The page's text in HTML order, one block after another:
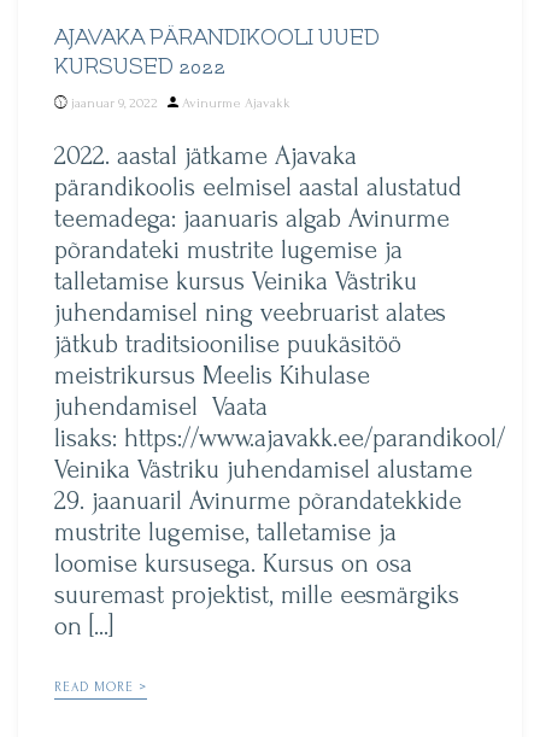
AJAVAKA PÄRANDIKOOLI UUED
KURSUSED 2022
jaanuar 9, 2022
Posted
Avinurme Ajavakk
2022. aastal jätkame Ajavaka
pärandikoolis eelmisel aastal alustatud
teemadega: jaanuaris algab Avinurme
põrandateki mustrite lugemise ja
talletamise kursus Veinika Västriku
juhendamisel ning veebruarist alates
jätkub traditsioonilise puukäsitöö
meistrikursus Meelis Kihulase
juhendamisel Vaata
lisaks: https://www.ajavakk.ee/parandikool/
Veinika Västriku juhendamisel alustame
29. jaanuaril Avinurme põrandatekkide
mustrite lugemise, talletamise ja
loomise kursusega. Kursus on osa
suuremast projektist, mille eesmärgiks
on […]
READ MORE >